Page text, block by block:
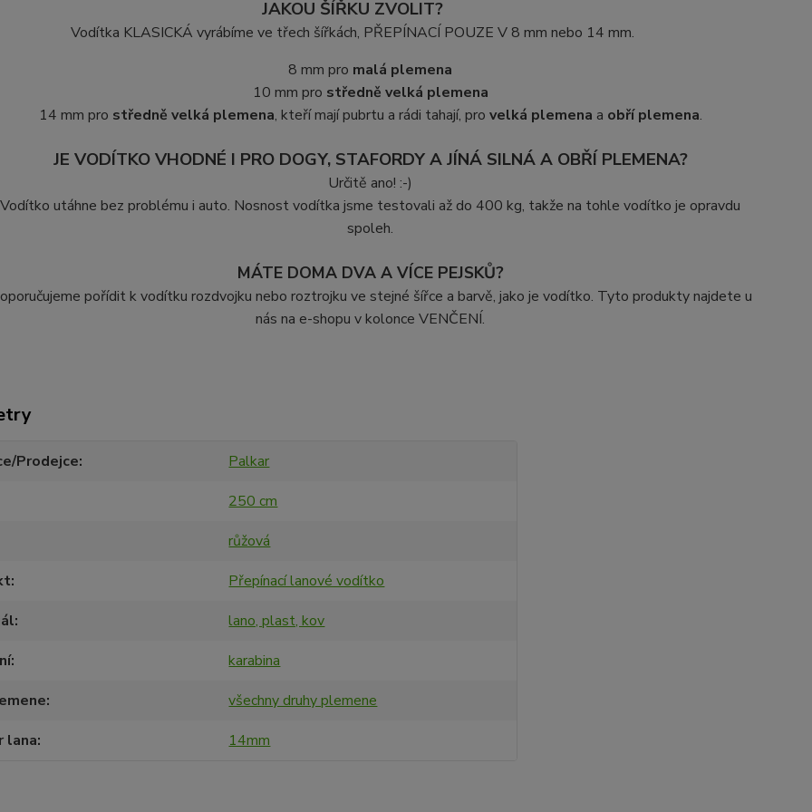
JAKOU ŠÍŘKU ZVOLIT?
Vodítka KLASICKÁ vyrábíme ve třech šířkách, PŘEPÍNACÍ POUZE V 8 mm nebo 14 mm.
8 mm pro malá plemena
10 mm pro středně velká plemena
14 mm pro středně velká plemena, kteří mají pubrtu a rádi tahají, pro velká plemena a obří plemena.
JE VODÍTKO VHODNÉ I PRO DOGY, STAFORDY A JÍNÁ SILNÁ A OBŘÍ PLEMENA?
Určitě ano! :-)
Vodítko utáhne bez problému i auto. Nosnost vodítka jsme testovali až do 400 kg, takže na tohle vodítko je opravdu
spoleh.
MÁTE DOMA DVA A VÍCE PEJSKŮ?
pořídit k vodítku rozdvojku nebo roztrojku ve stejné šířce a barvě, jako je vodítko. Tyto produkty najdete u
nás na e-shopu v kolonce VENČENÍ.
Prodejce
Palkar
250 cm
růžová
Přepínací lanové vodítko
lano, plast, kov
karabina
všechny druhy plemene
lana
14mm